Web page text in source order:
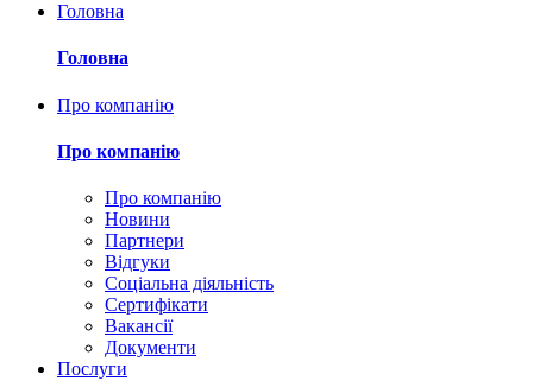
Головна
Головна
Про компанію
Про компанію
Про компанію
Новини
Партнери
Відгуки
Соціальна діяльність
Сертифікати
Вакансії
Документи
Послуги